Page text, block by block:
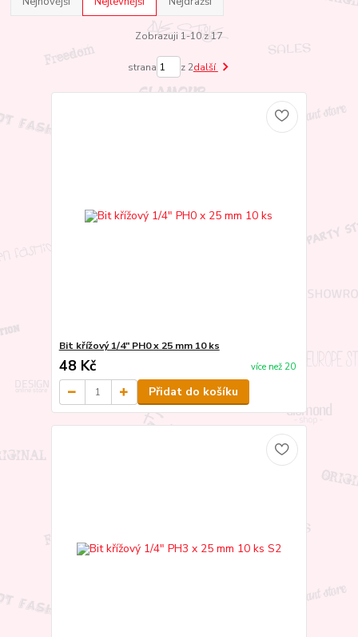
Zobrazuji 1-10 z 17
strana z 2další
Bit křížový 1/4" PH0 x 25 mm 10 ks
48 Kč více než 20
Přidat do košíku